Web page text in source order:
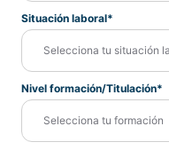
Situación laboral*
Nivel formación/Titulación*